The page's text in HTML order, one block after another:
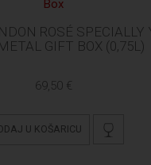
ROSÉ SPECIALLY
GIFT BOX (0,75L)
69,50 €
U KOŠARICU